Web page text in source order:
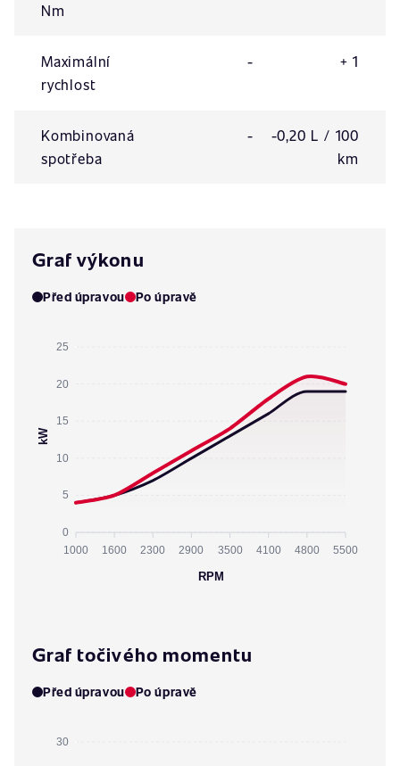
Nm
Maximální
rychlost
- + 1
Kombinovaná
spotřeba
-
-0,20 L / 100
km
Graf výkonu
Před úpravou Po úpravě
25
20
15
10
5
0
kW
1000 1600 2300 2900 3500 4100 4800 5500
RPM
Graf točivého momentu
Před úpravou Po úpravě
30